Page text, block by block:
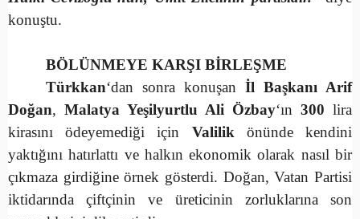
konuştu.
BÖLÜNMEYE KARŞI BİRLEŞME
Türkkan‘dan sonra konuşan İl Başkanı Arif
Doğan, Malatya Yeşilyurtlu Ali Özbay‘ın 300 lira
kirasını ödeyemediği için Valilik önünde kendini
yaktığını hatırlattı ve halkın ekonomik olarak nasıl bir
çıkmaza girdiğine örnek gösterdi. Doğan, Vatan Partisi
iktidarında çiftçinin ve üreticinin zorluklarına son